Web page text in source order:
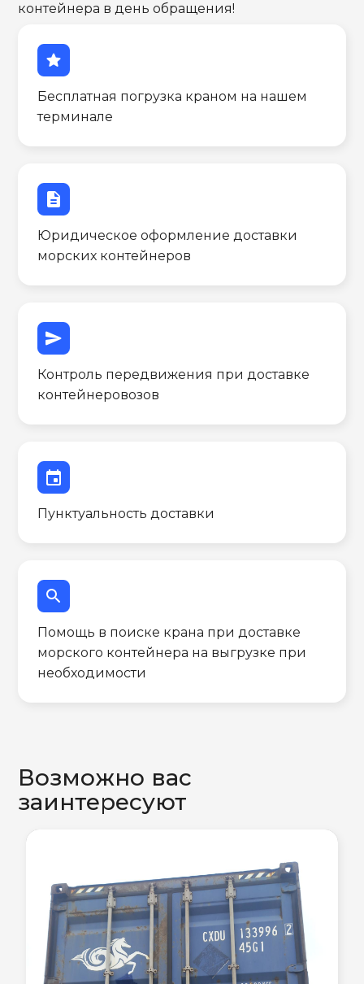
контейнера в день обращения!
star
Бесплатная погрузка краном на нашем
терминале
description
Юридическое оформление доставки
морских контейнеров
send
Контроль передвижения при доставке
контейнеровозов
event
Пунктуальность доставки
search
Помощь в поиске крана при доставке
морского контейнера на выгрузке при
необходимости
Возможно вас
заинтересуют